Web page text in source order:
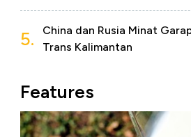
5.
China dan Rusia Minat
Trans Kalimantan
Features